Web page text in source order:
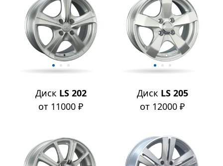
Диск LS 202
от 11000 ₽
Диск LS 205
от 12000 ₽